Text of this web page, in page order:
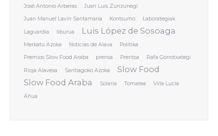
José Antonio Arberas
Juan Luis Zunzunegi
Juan Manuel Lavín Santamaría
Kontsumo Laborategiak
Laguardia liburua Luis López de Sosoaga
Merkatu Azoka Noticias de Alava
Politika
Premios Slow Food Araba
prensa Prentsa Rafa Gorrotxategi
Rioja Alavesa Santiagoko Azoka
Slow Food
Slow Food Araba
Solaria Tomatea
Villa Lucía
Áñua